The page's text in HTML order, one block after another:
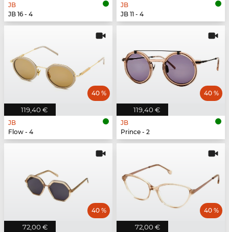
JB
JB 16 - 4
JB
JB 11 - 4
119,40 €
40 %
JB
Flow - 4
119,40 €
40 %
JB
Prince - 2
72,00 €
40 %
72,00 €
40 %